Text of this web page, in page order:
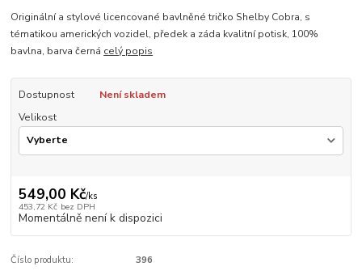
Originální a stylové licencované bavlněné tričko Shelby Cobra, s
tématikou amerických vozidel, předek a záda kvalitní potisk, 100%
bavlna, barva černá celý popis
Dostupnost
Není skladem
Velikost
549,00 Kč/ks
453,72 Kč bez DPH
Momentálně není k dispozici
Číslo produktu: 396